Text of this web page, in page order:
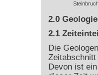
2.0 Geologie
2.1
Die
Devon ist